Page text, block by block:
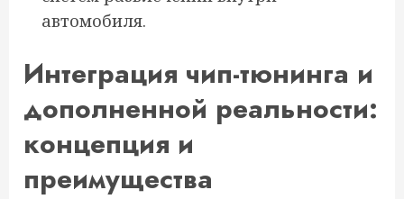
автомобиля.
Интеграция чип-тюнинга и
дополненной реальности:
концепция и
преимущества